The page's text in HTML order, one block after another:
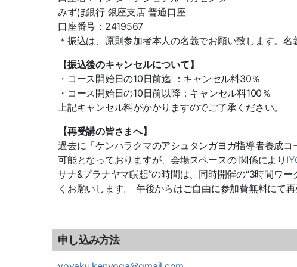
みずほ銀行 銀座支店 普通口座
口座番号：2419567
＊振込は、原則参加者本人の名義でお願い致します。名
【振込後のキャンセルについて】
・コース開始日の10日前迄 ：キャンセル料30％
・コース開始日の10日前以降：キャンセル料100％
上記キャンセル料がかかりますのでご了承ください。
【再受講の皆さまへ】
過去に「ケンハラクマのアシュタンガヨガ指導者養成
可能となっておりますが、会場スペースの 関係により
サナ&プラナヤマ瞑想”の時間は、同時開催の“3時間ワ
くお願いします。 午後からはご自由に参加費無料にて再
申し込み方法